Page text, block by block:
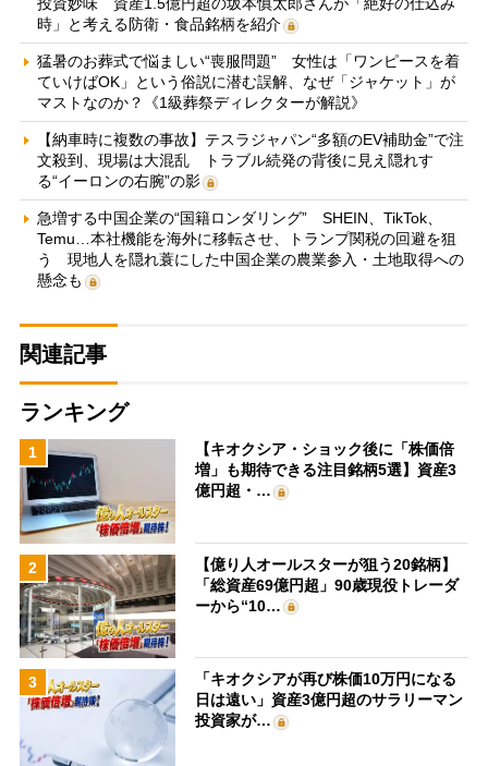
時」と考える防衛・食品銘柄を紹介
猛暑のお葬式で悩ましい“喪服問題” 女性は「ワンピースを着
ていけばOK」という俗説に潜む誤解、なぜ「ジャケット」が
マストなのか？《1級葬祭ディレクターが解説》
【納車時に複数の事故】テスラジャパン“多額のEV補助金”で注
文殺到、現場は大混乱 トラブル続発の背後に見え隠れす
る“イーロンの右腕”の影
急増する中国企業の“国籍ロンダリング” SHEIN、TikTok、
Temu…本社機能を海外に移転させ、トランプ関税の回避を狙
う 現地人を隠れ蓑にした中国企業の農業参入・土地取得への
懸念も
関連記事
ランキング
1
【キオクシア・ショック後に「株価倍
増」も期待できる注目銘柄5選】資産3
億円超・…
2
【億り人オールスターが狙う20銘柄】
「総資産69億円超」90歳現役トレーダ
ーから“10…
3
「キオクシアが再び株価10万円になる
日は遠い」資産3億円超のサラリーマン
投資家が…